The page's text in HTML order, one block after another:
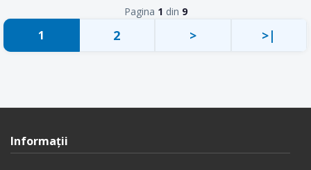
Pagina 1 din 9
1 2 > >|
Informaţii